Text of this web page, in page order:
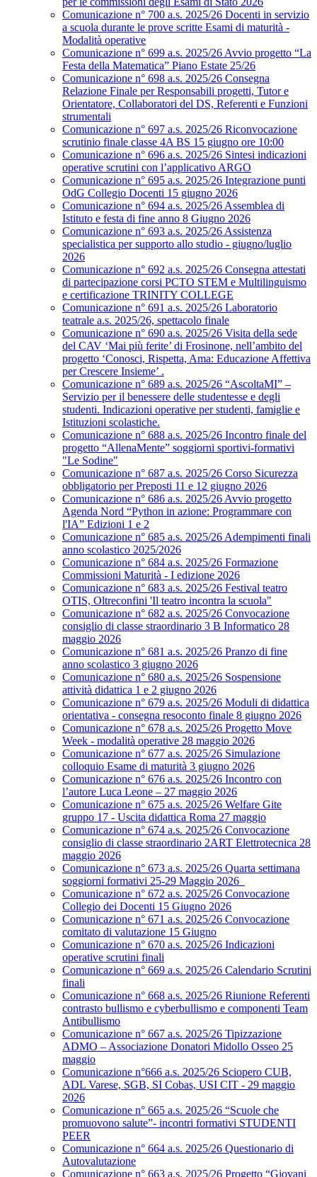
Comunicazione n° 700 a.s. 2025/26 Docenti in servizio
a scuola durante le prove scritte Esami di maturità -
Modalità operative
Comunicazione n° 699 a.s. 2025/26 Avvio progetto “La
Festa della Matematica” Piano Estate 25/26
Comunicazione n° 698 a.s. 2025/26 Consegna
Relazione Finale per Responsabili progetti, Tutor e
Orientatore, Collaboratori del DS, Referenti e Funzioni
strumentali
Comunicazione n° 697 a.s. 2025/26 Riconvocazione
scrutinio finale classe 4A BS 15 giugno ore 10:00
Comunicazione n° 696 a.s. 2025/26 Sintesi indicazioni
operative scrutini con l’applicativo ARGO
Comunicazione n° 695 a.s. 2025/26 Integrazione punti
OdG Collegio Docenti 15 giugno 2026
Comunicazione n° 694 a.s. 2025/26 Assemblea di
Istituto e festa di fine anno 8 Giugno 2026
Comunicazione n° 693 a.s. 2025/26 Assistenza
specialistica per supporto allo studio - giugno/luglio
2026
Comunicazione n° 692 a.s. 2025/26 Consegna attestati
di partecipazione corsi PCTO STEM e Multilinguismo
e certificazione TRINITY COLLEGE
Comunicazione n° 691 a.s. 2025/26 Laboratorio
teatrale a.s. 2025/26, spettacolo finale
Comunicazione n° 690 a.s. 2025/26 Visita della sede
del CAV ‘Mai più ferite’ di Frosinone, nell’ambito del
progetto ‘Conosci, Rispetta, Ama: Educazione Affettiva
per Crescere Insieme’ .
Comunicazione n° 689 a.s. 2025/26 “AscoltaMI” –
Servizio per il benessere delle studentesse e degli
studenti. Indicazioni operative per studenti, famiglie e
Istituzioni scolastiche.
Comunicazione n° 688 a.s. 2025/26 Incontro finale del
progetto “AllenaMente” soggiorni sportivi‑formativi
"Le Sodine"
Comunicazione n° 687 a.s. 2025/26 Corso Sicurezza
obbligatorio per Preposti 11 e 12 giugno 2026
Comunicazione n° 686 a.s. 2025/26 Avvio progetto
Agenda Nord “Python in azione: Programmare con
l'IA” Edizioni 1 e 2
Comunicazione n° 685 a.s. 2025/26 Adempimenti finali
anno scolastico 2025/2026
Comunicazione n° 684 a.s. 2025/26 Formazione
Commissioni Maturità - I edizione 2026
Comunicazione n° 683 a.s. 2025/26 Festival teatro
OTIS, Oltreconfini 'Il teatro incontra la scuola"
Comunicazione n° 682 a.s. 2025/26 Convocazione
consiglio di classe straordinario 3 B Informatico 28
maggio 2026
Comunicazione n° 681 a.s. 2025/26 Pranzo di fine
anno scolastico 3 giugno 2026
Comunicazione n° 680 a.s. 2025/26 Sospensione
attività didattica 1 e 2 giugno 2026
Comunicazione n° 679 a.s. 2025/26 Moduli di didattica
orientativa - consegna resoconto finale 8 giugno 2026
Comunicazione n° 678 a.s. 2025/26 Progetto Move
Week - modalità operative 28 maggio 2026
Comunicazione n° 677 a.s. 2025/26 Simulazione
colloquio Esame di maturità 3 giugno 2026
Comunicazione n° 676 a.s. 2025/26 Incontro con
l’autore Luca Leone – 27 maggio 2026
Comunicazione n° 675 a.s. 2025/26 Welfare Gite
gruppo 17 - Uscita didattica Roma 27 maggio
Comunicazione n° 674 a.s. 2025/26 Convocazione
consiglio di classe straordinario 2ART Elettrotecnica 28
maggio 2026
Comunicazione n° 673 a.s. 2025/26 Quarta settimana
soggiorni formativi 25-29 Maggio 2026
Comunicazione n° 672 a.s. 2025/26 Convocazione
Collegio dei Docenti 15 Giugno 2026
Comunicazione n° 671 a.s. 2025/26 Convocazione
comitato di valutazione 15 Giugno
Comunicazione n° 670 a.s. 2025/26 Indicazioni
operative scrutini finali
Comunicazione n° 669 a.s. 2025/26 Calendario Scrutini
finali
Comunicazione n° 668 a.s. 2025/26 Riunione Referenti
contrasto bullismo e cyberbullismo e componenti Team
Antibullismo
Comunicazione n° 667 a.s. 2025/26 Tipizzazione
ADMO – Associazione Donatori Midollo Osseo 25
maggio
Comunicazione n°666 a.s. 2025/26 Sciopero CUB,
ADL Varese, SGB, SI Cobas, USI CIT - 29 maggio
2026
Comunicazione n° 665 a.s. 2025/26 “Scuole che
promuovono salute”- incontri formativi STUDENTI
PEER
Comunicazione n° 664 a.s. 2025/26 Questionario di
Autovalutazione
Comunicazione n° 663 a.s. 2025/26 Progetto “Giovani